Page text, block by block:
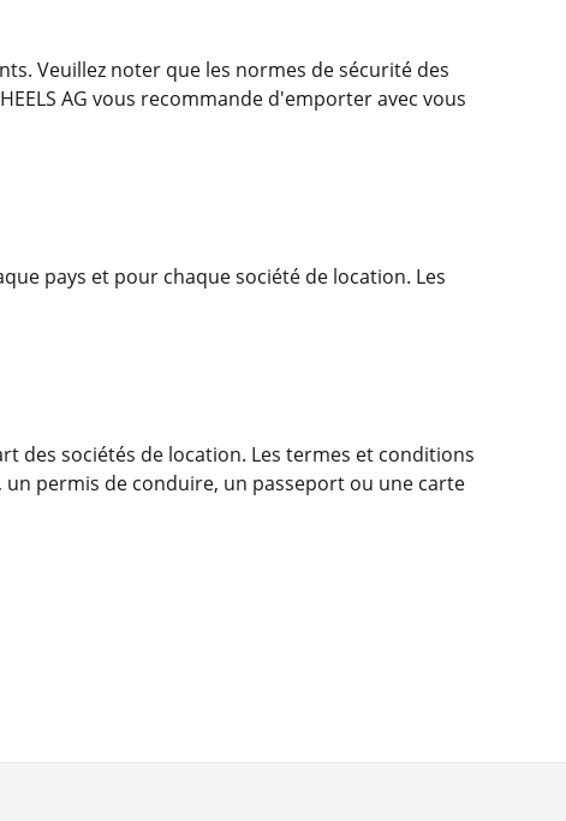
Veuillez noter que les normes de sécurité des
AG vous recommande d'emporter avec vous
pays et pour chaque société de location. Les
des sociétés de location. Les termes et conditions
permis de conduire, un passeport ou une carte